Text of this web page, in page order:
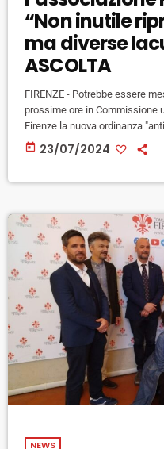
“Non inutile
ma diverse
ASCOLTA
FIRENZE - Potrebbe essere
prossime ore in Commissione
Firenze la nuova ordinanza
annunciata nei giorni scorsi
maggioranza intendono infatti
today 23/07/2024
NEWS